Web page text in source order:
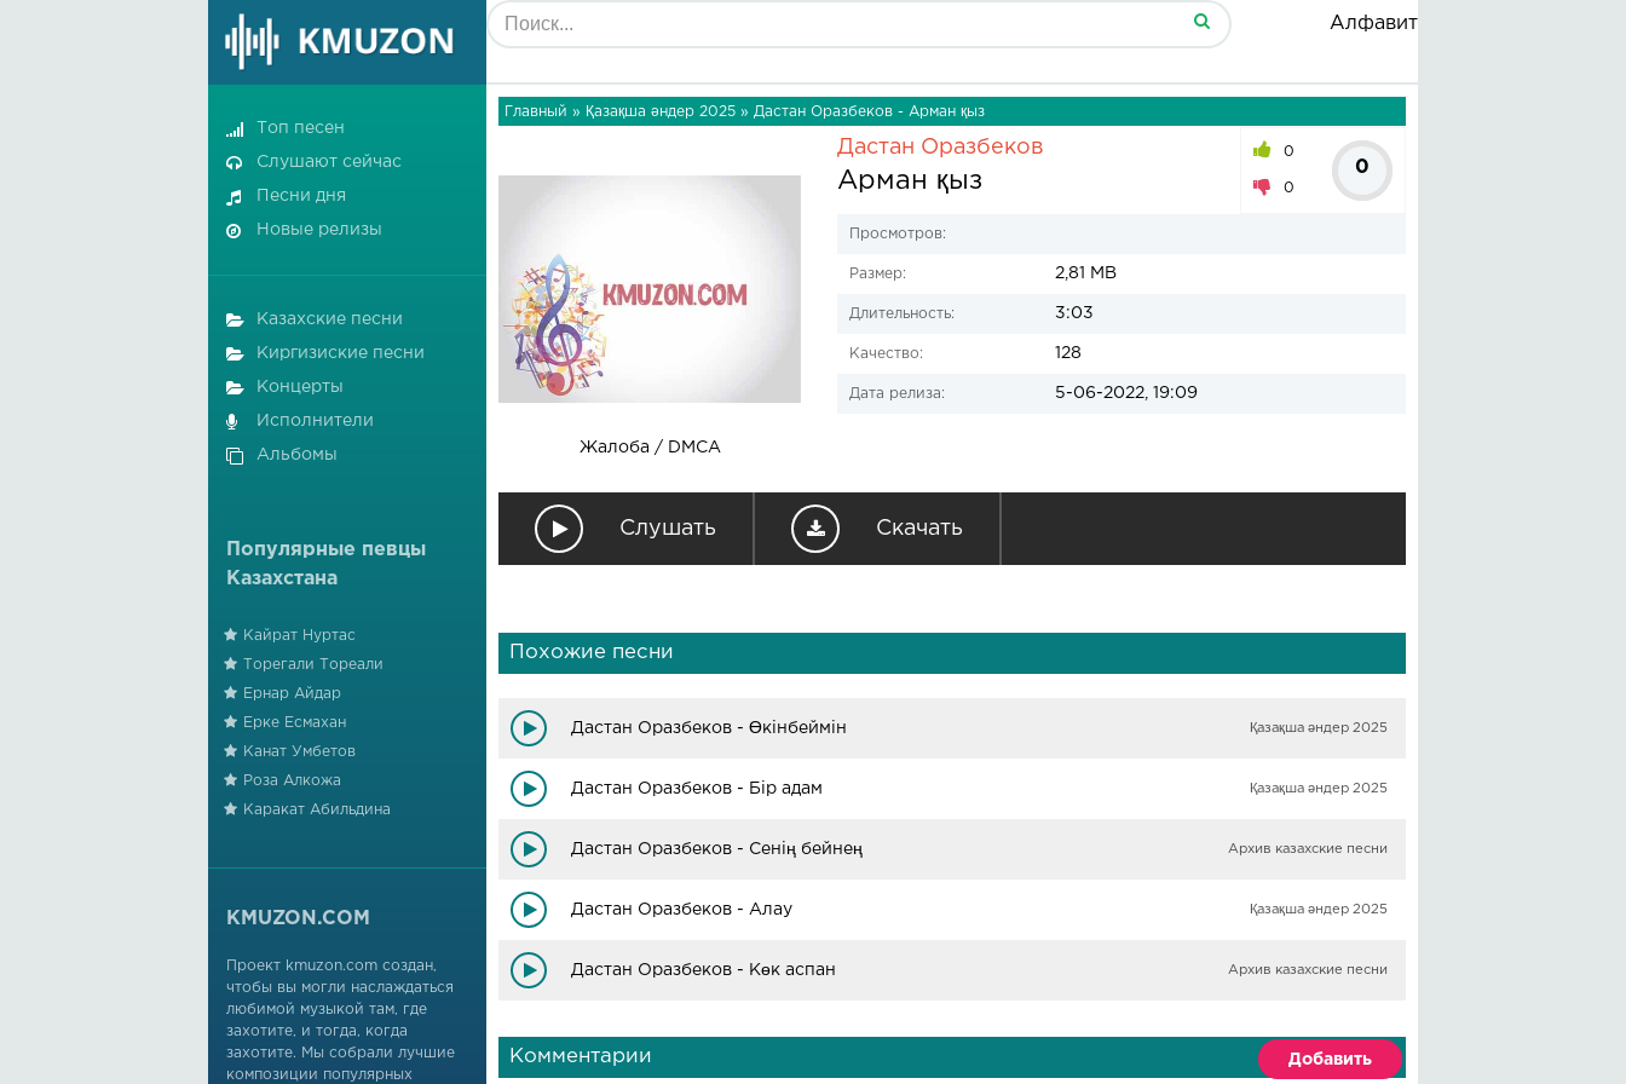
Алфавит
Главный » Қазақша әндер 2025 » Дастан Оразбеков - Арман қыз
Жалоба / DMCA
Дастан Оразбеков
Арман қыз
0
0
0
Просмотров:
Размер: 2,81 MB
Длительность: 3:03
Качество: 128
Дата релиза: 5-06-2022, 19:09
Слушать Скачать
Похожие песни
Дастан Оразбеков - Өкінбеймін Қазақша әндер 2025
Дастан Оразбеков - Бір адам Қазақша әндер 2025
Дастан Оразбеков - Сенің бейнең Архив казахские песни
Дастан Оразбеков - Алау Қазақша әндер 2025
Дастан Оразбеков - Көк аспан Архив казахские песни
Комментарии Добавить
Топ песен
Слушают сейчас
Песни дня
Новые релизы
Казахские песни
Киргизиские песни
Концерты
Исполнители
Альбомы
Популярные певцы
Казахстана
Кайрат Нуртас
Торегали Тореали
Ернар Айдар
Ерке Есмахан
Канат Умбетов
Роза Алкожа
Каракат Абильдина
KMUZON.COM
Проект kmuzon.com создан,
чтобы вы могли наслаждаться
любимой музыкой там, где
захотите, и тогда, когда
захотите. Мы собрали лучшие
композиции популярных